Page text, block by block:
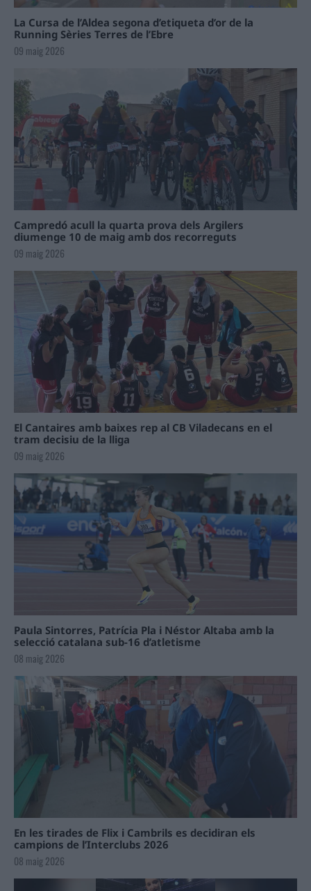
La Cursa de l’Aldea segona d’etiqueta d’or de la
Running Sèries Terres de l’Ebre
09 maig 2026
Campredó acull la quarta prova dels Argilers
diumenge 10 de maig amb dos recorreguts
09 maig 2026
El Cantaires amb baixes rep al CB Viladecans en el
tram decisiu de la lliga
09 maig 2026
Paula Sintorres, Patrícia Pla i Néstor Altaba amb la
selecció catalana sub-16 d’atletisme
08 maig 2026
En les tirades de Flix i Cambrils es decidiran els
campions de l’Interclubs 2026
08 maig 2026